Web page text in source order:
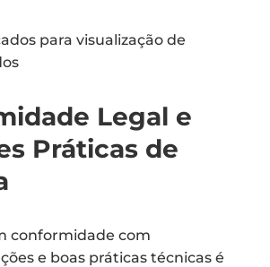
para visualização de
Legal e
Práticas de
conformidade com
e boas práticas técnicas é